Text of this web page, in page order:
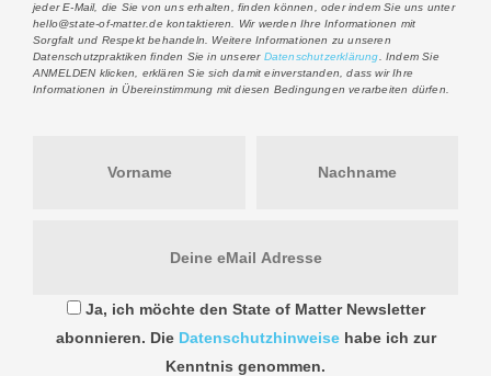
jeder E-Mail, die Sie von uns erhalten, finden können, oder indem Sie uns unter
hello@state-of-matter.de kontaktieren. Wir werden Ihre Informationen mit
Sorgfalt und Respekt behandeln. Weitere Informationen zu unseren
Datenschutzpraktiken finden Sie in unserer Datenschutzerklärung. Indem Sie
ANMELDEN klicken, erklären Sie sich damit einverstanden, dass wir Ihre
Informationen in Übereinstimmung mit diesen Bedingungen verarbeiten dürfen.
Ja, ich möchte den State of Matter Newsletter
abonnieren. Die Datenschutzhinweisehabe ich zur
Kenntnis genommen.